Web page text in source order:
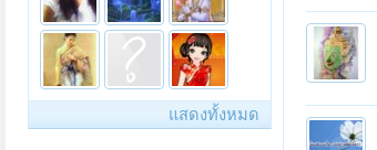
แสดงทั้งหมด